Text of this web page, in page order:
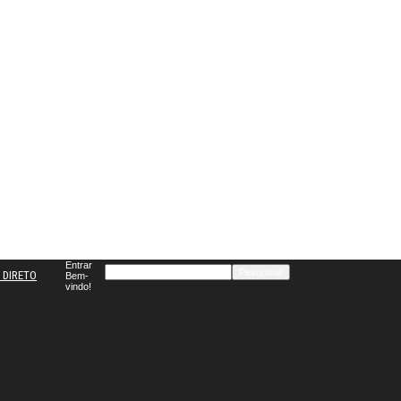
Entrar
Bem-
vindo!